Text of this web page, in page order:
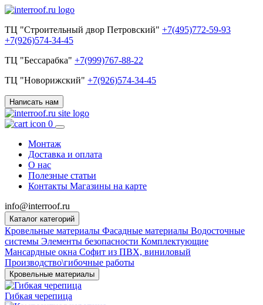
ТЦ "Строительный двор Петровский" +7(495)772-59-93
+7(926)574-34-45
ТЦ "Бессарабка" +7(999)767-88-22
ТЦ "Новорижский" +7(926)574-34-45
Написать нам
0
Монтаж
Доставка и оплата
О нас
Полезные статьи
Контакты Магазины на карте
info@interroof.ru
Каталог категорий
Кровельные материалы Фасадные материалы Водосточные
системы Элементы безопасности Комплектующие
Мансардные окна Софит из ПВХ, виниловый
Производство\гибочные работы
Кровельные материалы
Гибкая черепица